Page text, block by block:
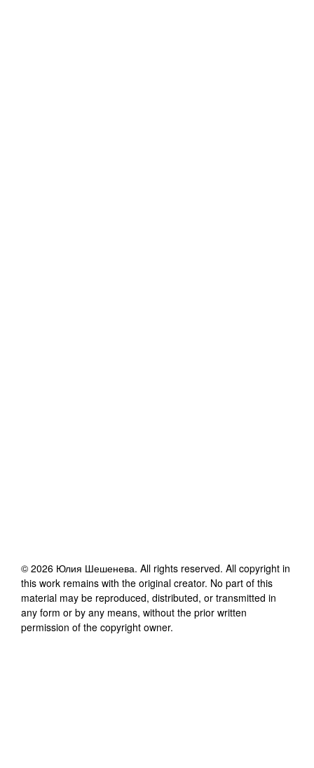
© 2026 Юлия Шешенева. All rights reserved. All copyright in
this work remains with the original creator. No part of this
material may be reproduced, distributed, or transmitted in
any form or by any means, without the prior written
permission of the copyright owner.